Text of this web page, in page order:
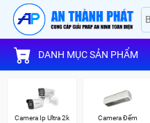
DANH MỤC SẢN PHẨM
Camera Ip Ultra 2k
Camera Đếm